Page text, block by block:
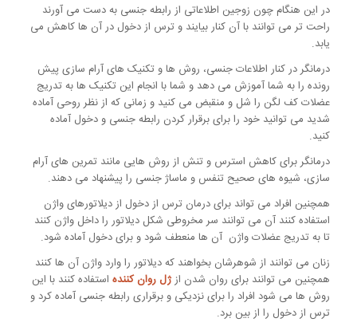
در این هنگام چون زوجین اطلاعاتی از رابطه جنسی به دست می آورند
راحت تر می توانند با آن کنار بیایند و ترس از دخول در آن ها کاهش می
یابد.
درمانگر در کنار اطلاعات جنسی، روش ها و تکنیک های آرام سازی پیش
رونده را به شما آموزش می دهد و شما با انجام این تکنیک ها به تدریج
عضلات کف لگن را شل و منقبض می کنید و زمانی که از نظر روحی آماده
شدید می توانید خود را برای برقرار کردن رابطه جنسی و دخول آماده
کنید.
درمانگر برای کاهش استرس و تنش از روش هایی مانند تمرین های آرام
سازی، شیوه های صحیح تنفس و ماساژ جنسی را پیشنهاد می دهند.
همچنین افراد می تواند برای درمان ترس از دخول از دیلاتورهای واژن
استفاده کنند آن می توانند سر مخروطی شکل دیلاتور را داخل واژن کنند
تا به تدریج عضلات واژن آن ها منعطف شود و برای دخول آماده شود.
زنان می توانند از شوهرشان بخواهند که دیلاتور را وارد واژن آن ها کنند
همچنین می توانند برای روان شدن ازژل روان کنندهاستفاده کنند با این
روش ها می شود افراد را برای نزدیکی و برقراری رابطه جنسی آماده کرد و
ترس از دخول را از بین برد.